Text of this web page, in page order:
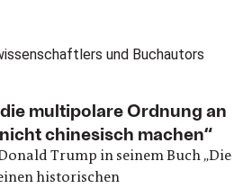
multipolare Ordnung an
chinesisch machen“
Trump in seinem Buch „Die
historischen